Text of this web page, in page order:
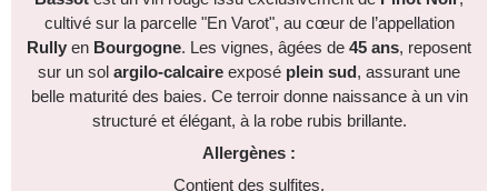
cultivé sur la parcelle "En Varot", au cœur de l’appellation
Rully en Bourgogne. Les vignes, âgées de 45 ans, reposent
sur un sol argilo-calcaire exposé plein sud, assurant une
belle maturité des baies. Ce terroir donne naissance à un vin
structuré et élégant, à la robe rubis brillante.
Allergènes :
Contient des sulfites.